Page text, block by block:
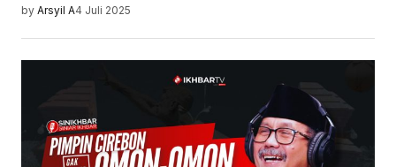
by Arsyil A4 Juli 2025